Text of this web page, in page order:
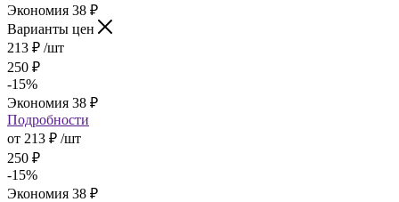
Экономия 38 ₽
Варианты цен
213 ₽ /шт
250 ₽
-15%
Экономия 38 ₽
Подробности
от 213 ₽ /шт
250 ₽
-15%
Экономия 38 ₽